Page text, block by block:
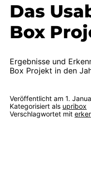
Das
Box
Ergebnisse und
Box Projekt in den
Veröffentlicht am 1.
Kategorisiert als upribox
Verschlagwortet mit